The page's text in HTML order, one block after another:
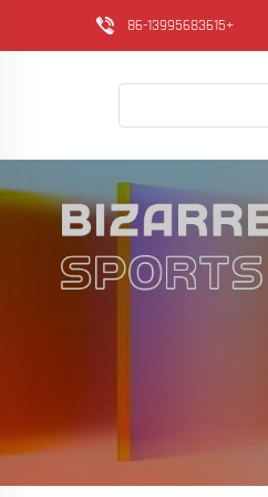
+86-13995683615